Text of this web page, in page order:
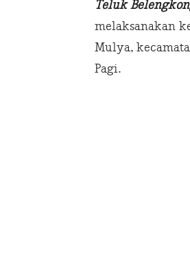
Teluk
melaksanakan
Mulya,
Pagi.